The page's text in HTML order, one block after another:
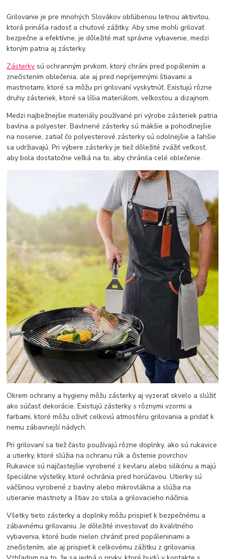
Grilovanie je pre mnohých Slovákov obľúbenou letnou aktivitou,
ktorá prináša radosť a chuťové zážitky. Aby sme mohli grilovať
bezpečne a efektívne, je dôležité mať správne vybavenie, medzi
ktorým patria aj zásterky.
Zásterky sú ochranným prvkom, ktorý chráni pred popálením a
znečistením oblečenia, ale aj pred nepríjemnými štiavami a
mastnotami, ktoré sa môžu pri grilovaní vyskytnúť. Existujú rôzne
druhy zásteriek, ktoré sa líšia materiálom, veľkosťou a dizajnom.
Medzi najbežnejšie materiály používané pri výrobe zásteriek patria
bavlna a polyester. Bavlnené zásterky sú mäkšie a pohodlnejšie
na nosenie, zatiaľ čo polyesterové zásterky sú odolnejšie a ľahšie
sa udržiavajú. Pri výbere zásterky je tiež dôležité zvážiť veľkosť,
aby bola dostatočne veľká na to, aby chránila celé oblečenie.
Okrem ochrany a hygieny môžu zásterky aj vyzerať skvelo a slúžiť
ako súčasť dekorácie. Existujú zásterky s rôznymi vzormi a
farbami, ktoré môžu oživiť celkovú atmosféru grilovania a pridať k
nemu zábavnejší nádych.
Pri grilovaní sa tiež často používajú rôzne doplnky, ako sú rukavice
a utierky, ktoré slúžia na ochranu rúk a čistenie povrchov.
Rukavice sú najčastejšie vyrobené z kevlaru alebo silikónu a majú
špeciálne výstelky, ktoré ochránia pred horúčavou. Utierky sú
väčšinou vyrobené z bavlny alebo mikrovlákna a slúžia na
utieranie mastnoty a štiav zo stola a grilovacieho náčinia.
Všetky tieto zásterky a doplnky môžu prispieť k bezpečnému a
zábavnému grilovaniu. Je dôležité investovať do kvalitného
vybavenia, ktoré bude nielen chrániť pred popáleninami a
znečistením, ale aj prispieť k celkovému zážitku z grilovania.